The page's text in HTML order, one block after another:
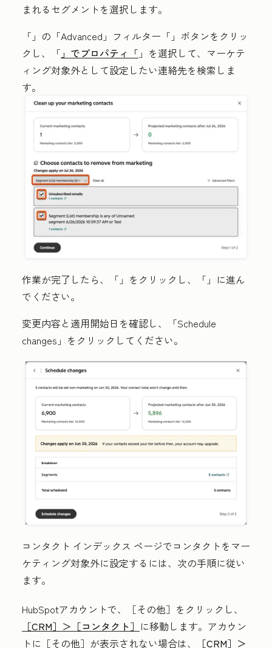
まれるセグメントを選択します。
「 」の「Advanced 」フィルター「 」ボタンをクリッ
クし、「 」でプロパティ「 」を選択して、マーケテ
ィング対象外として設定したい連絡先を検索しま
す。
作業が完了したら、「 」をクリックし、「 」に進ん
でください。
変更内容と適用開始日を確認し、「Schedule
changes」 をクリックしてください。
コンタクト インデックス ページでコンタクトをマー
ケティング対象外に設定するには、次の手順に従い
ます。
HubSpotアカウントで、
［その他］をクリックし、
［CRM］＞ ［コンタクト］ に移動します。アカウン
トに ［その他］が表示されない場合は、 ［CRM］＞